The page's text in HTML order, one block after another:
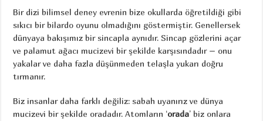
Bir dizi bilimsel deney evrenin bize okullarda öğretildiği gibi
sıkıcı bir bilardo oyunu olmadığını göstermiştir. Genellersek
dünyaya bakışımız bir sincapla aynıdır. Sincap gözlerini açar
ve palamut ağacı mucizevi bir şekilde karşısındadır – onu
yakalar ve daha fazla düşünmeden telaşla yukarı doğru
tırmanır.
Biz insanlar daha farklı değiliz: sabah uyanırız ve dünya
mucizevi bir şekilde oradadır. Atomların ‘orada’ biz onlara